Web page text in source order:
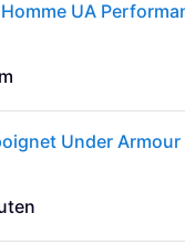
UA
Under